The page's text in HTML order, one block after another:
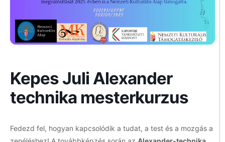
Kepes Juli Alexander
technika mesterkurzus
Fedezd fel, hogyan kapcsolódik a tudat, a test és a mozgás a